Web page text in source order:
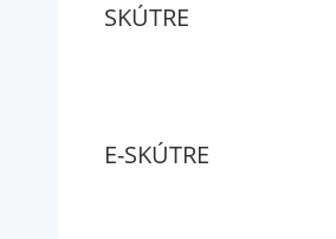
SKÚTRE
E-SKÚTRE